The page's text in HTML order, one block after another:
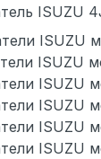
ISUZU
ISUZU
ISUZU
ISUZU
ISUZU
ISUZU
ISUZU